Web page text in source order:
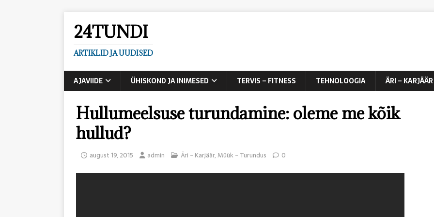
24TUNDI
ARTIKLID JA UUDISED
AJAVIIDE ÜHISKOND JA INIMESED TERVIS – FITNESS TEHNOLOOGIA ÄRI – KARJÄÄR
Hullumeelsuse turundamine: oleme me kõik
hullud?
august 19, 2015 admin Äri - Karjäär,Müük - Turundus 0